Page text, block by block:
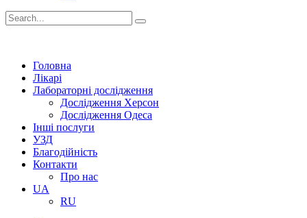
Головна
Лікарі
Лабораторні дослідження
Дослідження Херсон
Дослідження Одеса
Інші послуги
УЗД
Благодійність
Контакти
Про нас
UA
RU